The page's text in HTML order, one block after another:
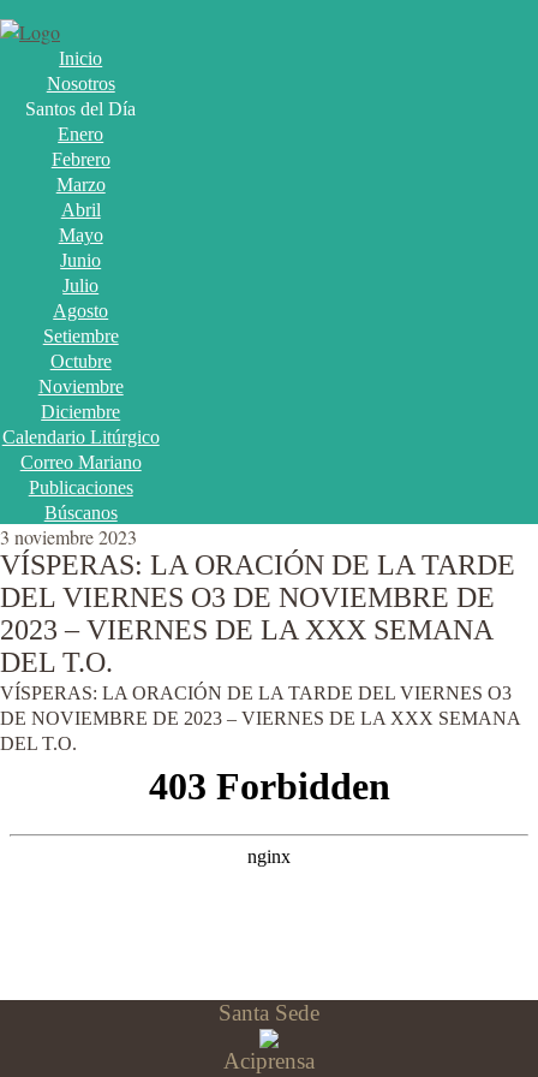
Inicio
Nosotros
Santos del Día
Enero
Febrero
Marzo
Abril
Mayo
Junio
Julio
Agosto
Setiembre
Octubre
Noviembre
Diciembre
Calendario Litúrgico
Correo Mariano
Publicaciones
Búscanos
3 noviembre 2023
VÍSPERAS: LA ORACIÓN DE LA TARDE
DEL VIERNES O3 DE NOVIEMBRE DE
2023 – VIERNES DE LA XXX SEMANA
DEL T.O.
VÍSPERAS: LA ORACIÓN DE LA TARDE DEL VIERNES O3
DE NOVIEMBRE DE 2023 – VIERNES DE LA XXX SEMANA
DEL T.O.
Santa Sede
Aciprensa